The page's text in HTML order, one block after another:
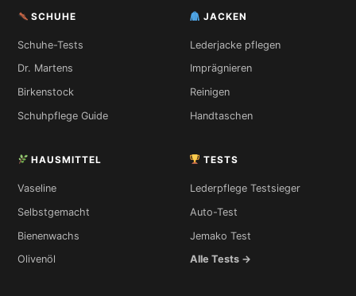
SCHUHE
Schuhe-Tests
Dr. Martens
Birkenstock
Schuhpflege Guide
JACKEN
Lederjacke pflegen
Imprägnieren
Reinigen
Handtaschen
HAUSMITTEL
Vaseline
Selbstgemacht
Bienenwachs
Olivenöl
TESTS
Lederpflege Testsieger
Auto-Test
Jemako Test
Alle Tests →